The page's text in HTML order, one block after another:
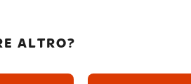
ALTRO?